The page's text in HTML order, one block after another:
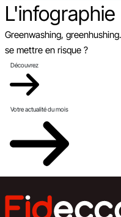
L'infographie
Greenwashing,
se mettre en risque ?
Découvrez
Votre actualité du mois